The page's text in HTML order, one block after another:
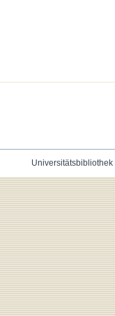
Universitätsbibliothek|